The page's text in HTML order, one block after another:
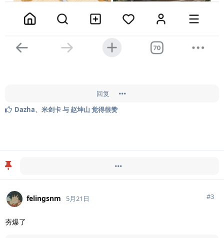
回复
Dazha、 米剑卡与赵坤山 觉得很赞
felingsnm 5月21日 #3
夯爆了